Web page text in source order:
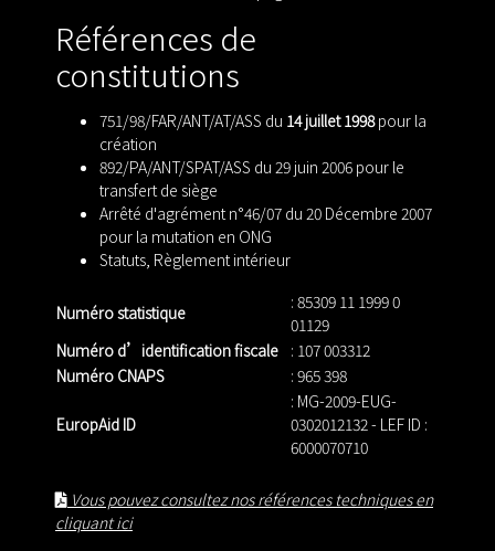
Références de
constitutions
751/98/FAR/ANT/AT/ASS du 14 juillet 1998pour la
création
892/PA/ANT/SPAT/ASS du 29 juin 2006 pour le
transfert de siège
Arrêté d'agrément n°46/07 du 20 Décembre 2007
pour la mutation en ONG
Statuts, Règlement intérieur
Numéro statistique
: 85309 11 1999 0
01129
Numéro d’identification fiscale : 107 003312
Numéro CNAPS
: 965 398
EuropAid ID
: MG-2009-EUG-
0302012132 - LEF ID :
6000070710
Vous pouvez consultez nos références techniques en
cliquant ici